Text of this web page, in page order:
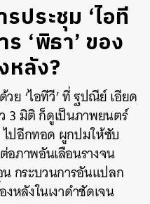
ประชุม ‘ไอที
‘พิธา’ ของ
หลัง?
ย ‘ไอทีวี’ ที่ ฐปณีย์ เอียด
3 มิติ ก็ดูเป็นภาพยนตร์
ไปอีกทอด ผูกปมให้ซับ
ภาพอันเลือนรางจน
กระบวนการอันแปลก
หลังในเงาดำชัดเจน